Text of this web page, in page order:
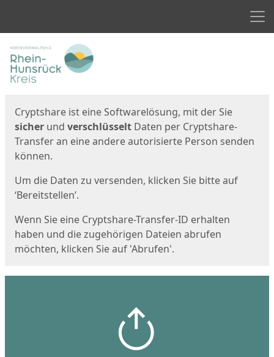
Start
Cryptshare ist eine Softwarelösung, mit der Sie
sicher und verschlüsselt Daten per Cryptshare-
Transfer an eine andere autorisierte Person senden
können.
Um die Daten zu versenden, klicken Sie bitte auf
‘Bereitstellen’.
Wenn Sie eine Cryptshare-Transfer-ID erhalten
haben und die zugehörigen Dateien abrufen
möchten, klicken Sie auf 'Abrufen'.